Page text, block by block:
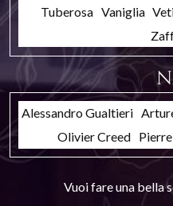
Tuberosa Vaniglia
Alessandro Gualtieri
Olivier Creed
Vuoi fare una bella